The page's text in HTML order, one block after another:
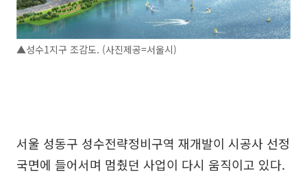
▲성수1지구 조감도. (사진제공=서울시)
서울 성동구 성수전략정비구역 재개발이 시공사 선정
국면에 들어서며 멈췄던 사업이 다시 움직이고 있다.